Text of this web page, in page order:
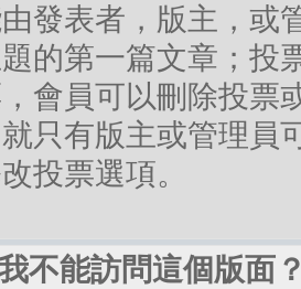
發表者，版主，或
的第一篇文章；投
會員可以刪除投票
只有版主或管理員
投票選項。
不能訪問這個版面